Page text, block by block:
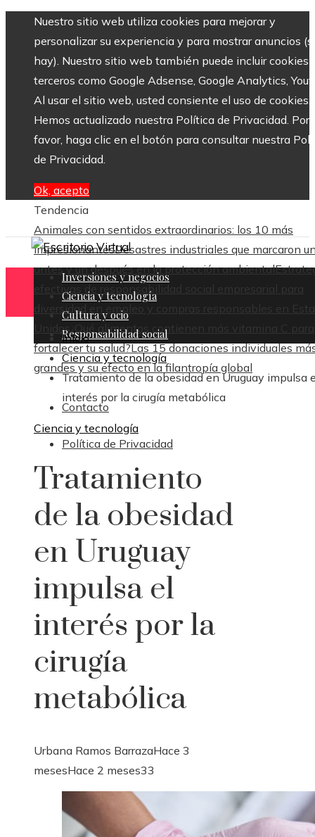
Nuestro sitio web utiliza cookies para mejorar y
personalizar su experiencia y para mostrar anuncios
hay). Nuestro sitio web también puede incluir cookies
terceros como Google Adsense, Google Analytics,
Al usar el sitio web, usted consiente el uso de cookies.
Hemos actualizado nuestra Política de Privacidad. Por
favor, haga clic en el botón para consultar nuestra
de Privacidad.
Ok, acepto
Tendencia
Animales con sentidos extraordinarios: los 10 más
impresionantesDesastres industriales que marcaron
antes y un después en la protección ambiental
efectivas de responsabilidad social empresarial para
diversidad en empleo y compras responsables en
Unidos ¿Qué alimentos contienen más vitamina C para
fortalecer tu salud?Las 15 donaciones individuales
grandes y su efecto en la filantropía global
Contacto
Política de Privacidad
Inversiones y negocios
Ciencia y tecnología
Cultura y ocio
Responsabilidad social
Inicio
Ciencia y tecnología
Tratamiento de la obesidad en Uruguay impulsa
interés por la cirugía metabólica
Ciencia y tecnología
Tratamiento
de la obesidad
en Uruguay
impulsa el
interés por la
cirugía
metabólica
Urbana Ramos BarrazaHace 3
mesesHace 2 meses33